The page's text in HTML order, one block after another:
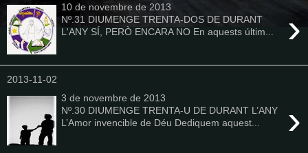
›
10 de novembre de 2013
Nº.31 DIUMENGE TRENTA-DOS DE DURANT
L'ANY SÍ, PERÒ ENCARA NO En aquests últim...
2013-11-02
›
3 de novembre de 2013
Nº.30 DIUMENGE TRENTA-U DE DURANT L’ANY
L’Amor invencible de Déu Dediquem aquest...